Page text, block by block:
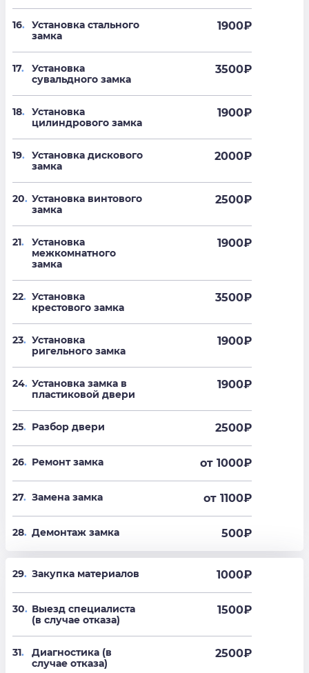
16.
Установка стального
замка
1900₽
17.
Установка
сувальдного замка
3500₽
18.
Установка
цилиндрового замка
1900₽
19.
Установка дискового
замка
2000₽
20. Установка винтового
замка
2500₽
21.
Установка
межкомнатного
замка
1900₽
22. Установка
крестового замка
3500₽
23. Установка
ригельного замка
1900₽
24. Установка замка в
пластиковой двери
1900₽
25. Разбор двери 2500₽
26. Ремонт замка от 1000₽
27. Замена замка от 1100₽
28. Демонтаж замка 500₽
29. Закупка материалов 1000₽
30. Выезд специалиста
(в случае отказа)
1500₽
31.
Диагностика (в
случае отказа)
2500₽